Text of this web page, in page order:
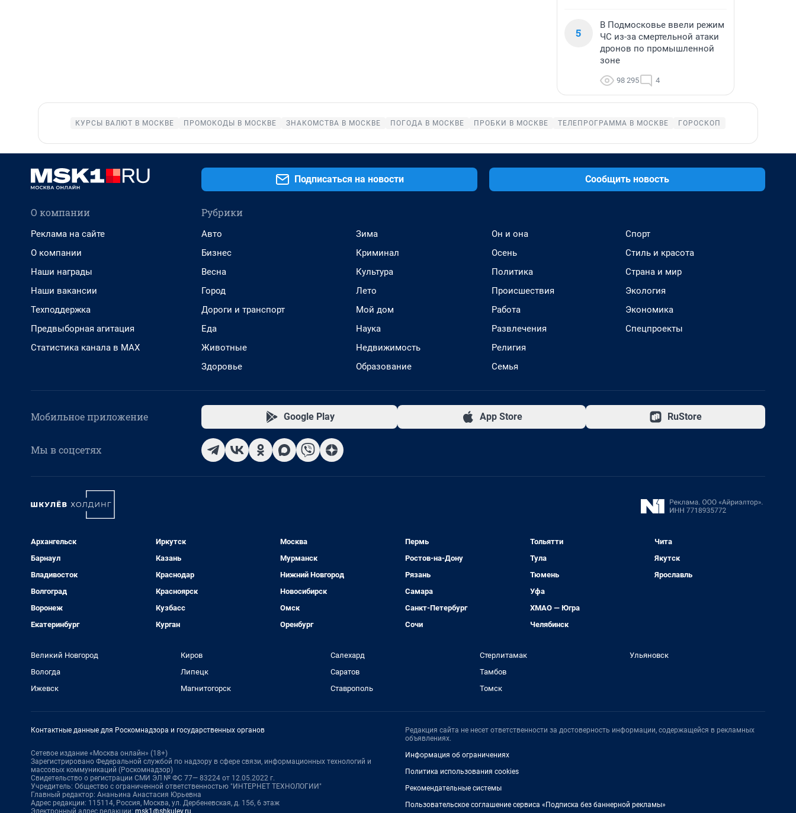
5
В Подмосковье ввели режим
ЧС из-за смертельной атаки
дронов по промышленной
зоне
98 295 4
КУРСЫ ВАЛЮТ В МОСКВЕ ПРОМОКОДЫ В МОСКВЕ ЗНАКОМСТВА В МОСКВЕ ПОГОДА В МОСКВЕ ПРОБКИ В МОСКВЕ ТЕЛЕПРОГРАММА В МОСКВЕ ГОРОСКОП
Подписаться на новости Сообщить новость
О компании
Реклама на сайте
О компании
Наши награды
Наши вакансии
Техподдержка
Предвыборная агитация
Статистика канала в MAX
Рубрики
Авто
Бизнес
Весна
Город
Дороги и транспорт
Еда
Животные
Здоровье
Зима
Криминал
Культура
Лето
Мой дом
Наука
Недвижимость
Образование
Он и она
Осень
Политика
Происшествия
Работа
Развлечения
Религия
Семья
Спорт
Стиль и красота
Страна и мир
Экология
Экономика
Спецпроекты
Мобильное приложение Google Play App Store RuStore
Мы в соцсетях
Архангельск
Барнаул
Владивосток
Волгоград
Воронеж
Екатеринбург
Иркутск
Казань
Краснодар
Красноярск
Кузбасс
Курган
Москва
Мурманск
Нижний Новгород
Новосибирск
Омск
Оренбург
Пермь
Ростов-на-Дону
Рязань
Самара
Санкт-Петербург
Сочи
Тольятти
Тула
Тюмень
Уфа
ХМАО — Югра
Челябинск
Чита
Якутск
Ярославль
Великий Новгород
Вологда
Ижевск
Киров
Липецк
Магнитогорск
Салехард
Саратов
Ставрополь
Стерлитамак
Тамбов
Томск
Ульяновск
Контактные данные для Роскомнадзора и государственных органов
Сетевое издание «Москва онлайн» (18+)
Зарегистрировано Федеральной службой по надзору в сфере связи, информационных технологий и
массовых коммуникаций (Роскомнадзор)
Свидетельство о регистрации СМИ ЭЛ № ФС 77— 83224 от 12.05.2022 г.
Учредитель: Общество с ограниченной ответственностью "ИНТЕРНЕТ ТЕХНОЛОГИИ"
Главный редактор: Ананьина Анастасия Юрьевна
Адрес редакции: 115114, Россия, Москва, ул. Дербеневская, д. 15б, 6 этаж
Электронный адрес редакции: msk1@shkulev.ru
Редакция сайта не несет ответственности за достоверность информации, содержащейся в рекламных
объявлениях.
Информация об ограничениях
Политика использования cookies
Рекомендательные системы
Пользовательское соглашение сервиса «Подписка без баннерной рекламы»